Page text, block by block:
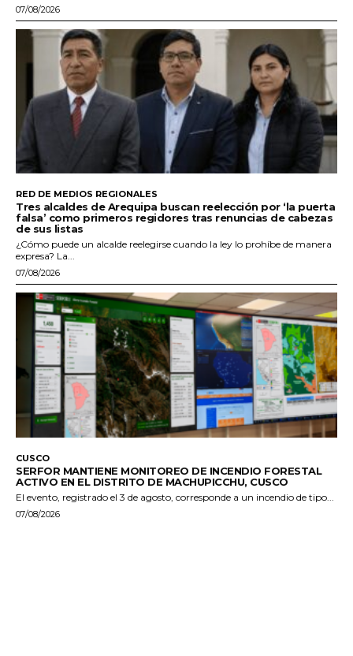
07/08/2026
RED DE MEDIOS REGIONALES
Tres alcaldes de Arequipa buscan reelección por ‘la puerta
falsa’ como primeros regidores tras renuncias de cabezas
de sus listas
¿Cómo puede un alcalde reelegirse cuando la ley lo prohíbe de manera
expresa? La...
07/08/2026
CUSCO
SERFOR MANTIENE MONITOREO DE INCENDIO FORESTAL
ACTIVO EN EL DISTRITO DE MACHUPICCHU, CUSCO
El evento, registrado el 3 de agosto, corresponde a un incendio de tipo...
07/08/2026